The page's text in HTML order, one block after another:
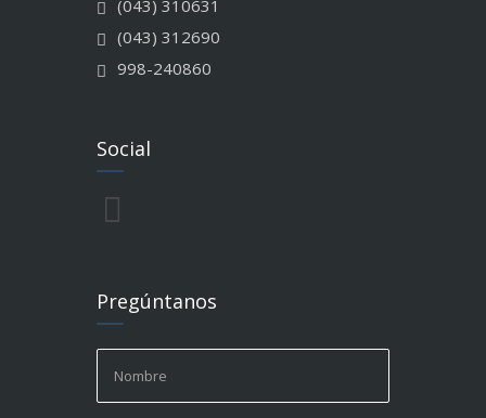
(043) 310631
(043) 312690
998-240860
Social
Pregúntanos